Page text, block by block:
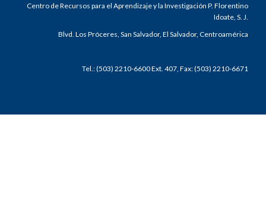
Centro de Recursos para el Aprendizaje y la Investigación P. Florentino
Idoate, S. J.
Blvd. Los Próceres, San Salvador, El Salvador, Centroamérica
Tel.: (503) 2210-6600 Ext. 407, Fax: (503) 2210-6671